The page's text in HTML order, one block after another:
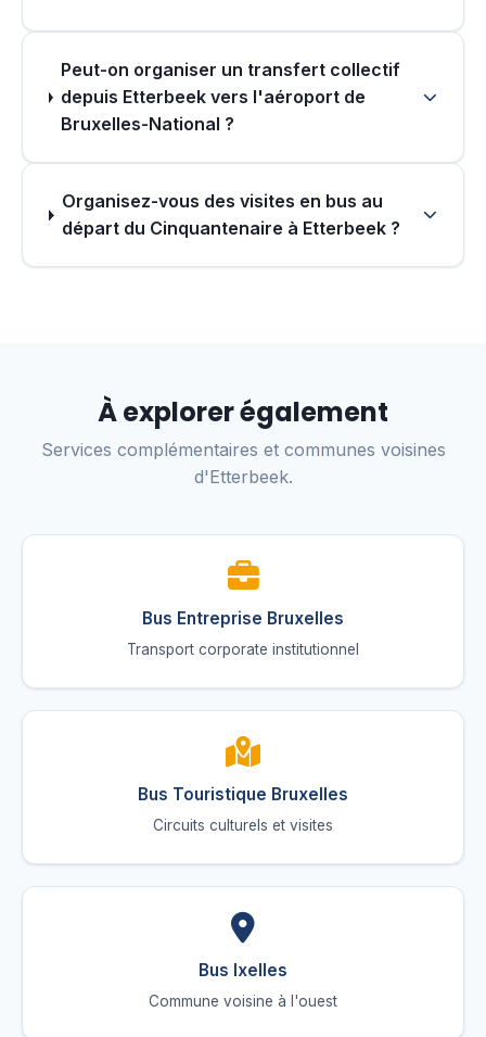
Peut-on organiser un transfert collectif
depuis Etterbeek vers l'aéroport de
Bruxelles-National ?
Organisez-vous des visites en bus au
départ du Cinquantenaire à Etterbeek ?
À explorer également
Services complémentaires et communes voisines
d'Etterbeek.
Bus Entreprise Bruxelles
Transport corporate institutionnel
Bus Touristique Bruxelles
Circuits culturels et visites
Bus Ixelles
Commune voisine à l'ouest